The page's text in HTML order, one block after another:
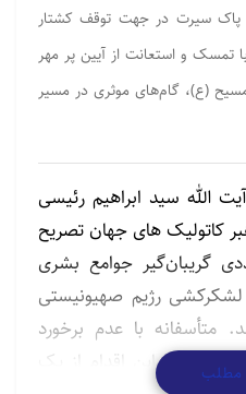
پاک سیرت در جهت توقف کشتار
تمسک و استعانت از آیین پر مهر
(ع)، گام‌های موثری در مسیر
الله سید ابراهیم رئیسی
کاتولیک های جهان تصریح
گریبان‌گیر جوامع بشری
رژیم صهیونیستی
متأسفانه با عدم برخورد
با این اقدام از یک
مطلب